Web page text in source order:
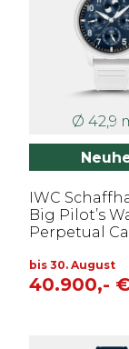
Ø 42,9
IWC
Big Pilot’s
Perpetual
Prince
bis 30. August
40.900,-